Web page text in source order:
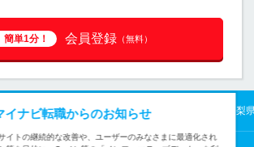
簡単1分！ 会員登録 （無料）
・求人情報TOP 山梨県の転職・求人情報TOP 山梨
イナビ転職からのお知らせ
イトの継続的な改善や、ユーザーのみなさまに最適化され